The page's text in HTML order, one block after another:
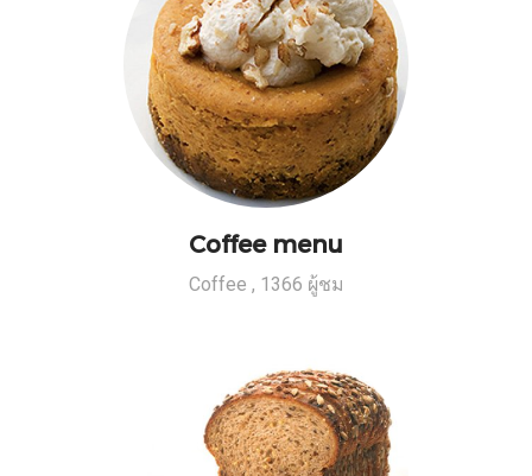
Coffee menu
Coffee , 1366 ผู้ชม